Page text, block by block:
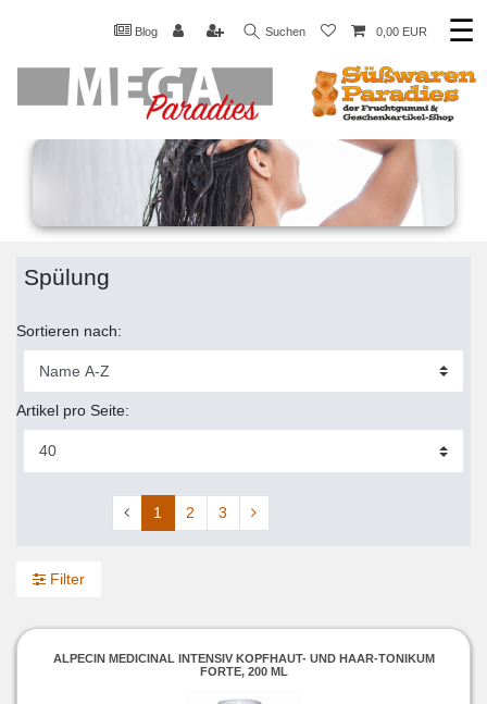
Blog Suchen 0,00 EUR ☰
Spülung
Sortieren nach:
Artikel pro Seite:
1 2 3
Filter
ALPECIN MEDICINAL INTENSIV KOPFHAUT- UND HAAR-TONIKUM
FORTE, 200 ML